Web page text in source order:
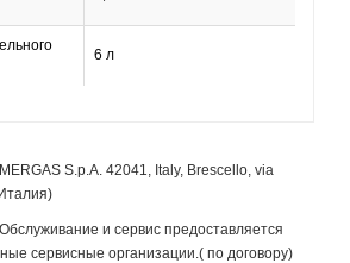
6 л
S.p.A. 42041, Italy, Brescello, via
и сервис предоставляется
сервисные организации.( по договору)